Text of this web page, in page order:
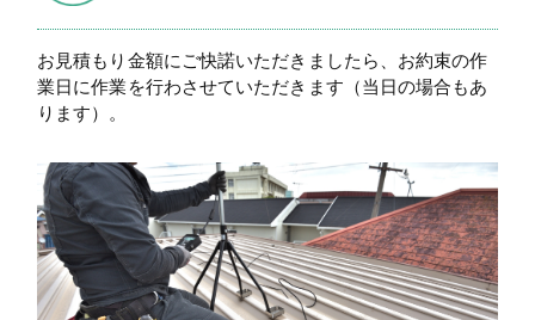
お見積もり金額にご快諾いただきましたら、お約束の作
業日に作業を行わさせていただきます（当日の場合もあ
ります）。